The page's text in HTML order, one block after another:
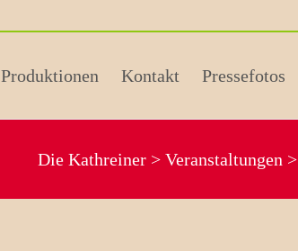
Produktionen Kontakt Pressefotos
Die Kathreiner > Veranstaltungen >